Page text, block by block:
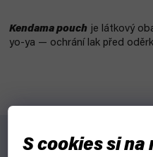
S cookies si na
Kendama pouch je látkový
yo-ya — ochrání lak před